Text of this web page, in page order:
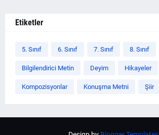
Etiketler
5. Sınıf 6. Sınıf 7. Sınıf 8. Sınıf
Bilgilendirici Metin Deyim Hikayeler
Kompozisyonlar Konuşma Metni Şiir